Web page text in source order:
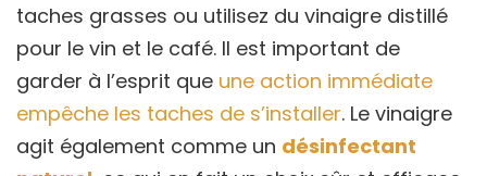
taches grasses ou utilisez du vinaigre distillé
pour le vin et le café. Il est important de
garder à l’esprit que une action immédiate
empêche les taches de s’installer. Le vinaigre
agit également comme un désinfectant